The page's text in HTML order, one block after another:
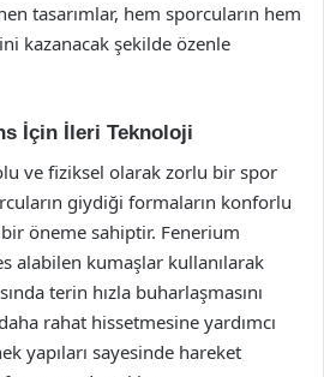
tasarımlar, hem sporcuların hem
kazanacak şekilde özenle
İçin İleri Teknoloji
ve fiziksel olarak zorlu bir spor
giydiği formaların konforlu
öneme sahiptir. Fenerium
alabilen kumaşlar kullanılarak
terin hızla buharlaşmasını
rahat hissetmesine yardımcı
yapıları sayesinde hareket